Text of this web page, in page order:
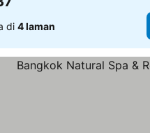
di 4 laman